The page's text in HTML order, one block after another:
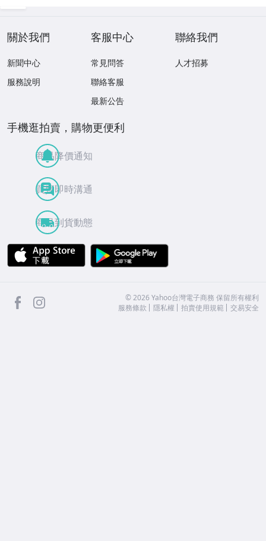
關於我們
新聞中心
服務說明
客服中心
常見問答
聯絡客服
最新公告
聯絡我們
人才招募
手機逛拍賣，購物更便利
商品降價通知
買賣即時溝通
商品到貨動態
APP Store
facebook ©2026 Yahoo台灣電子商務 保留所有權利
服務條款
隱私權 拍賣使用規範 交易安全